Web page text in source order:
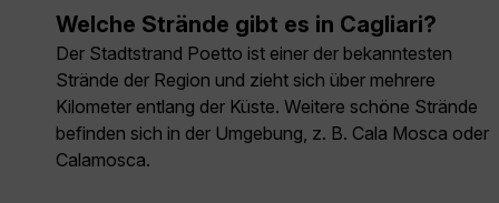
Welche Strände gibt es in Cagliari?
Der Stadtstrand Poetto ist einer der bekanntesten
Strände der Region und zieht sich über mehrere
Kilometer entlang der Küste. Weitere schöne Strände
befinden sich in der Umgebung, z. B. Cala Mosca oder
Calamosca.